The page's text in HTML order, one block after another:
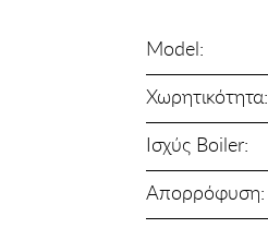
Model:
Χωρητικότητα:
Ισχύς Boiler:
Απορρόφυση: